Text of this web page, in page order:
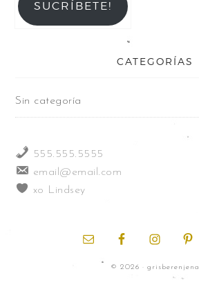
SUCRÍBETE!
CATEGORÍAS
Sin categoría
555.555.5555
email@email.com
xo Lindsey
© 2026 · grisberenjena